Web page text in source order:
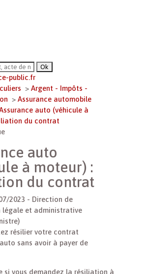
> Argent - Impôts -
> Assurance automobile
auto (véhicule à
du contrat
auto
à moteur) :
du contrat
2023 - Direction de
et administrative
résilier votre contrat
sans avoir à payer de
si vous demandez la résiliation à